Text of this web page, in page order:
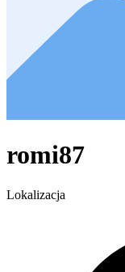
romi87
Lokalizacja